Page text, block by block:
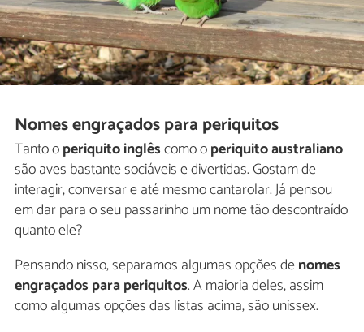
Nomes engraçados para periquitos
Tanto operiquito inglêscomo operiquito australiano
são aves bastante sociáveis e divertidas. Gostam de
interagir, conversar e até mesmo cantarolar. Já pensou
em dar para o seu passarinho um nome tão descontraído
quanto ele?
Pensando nisso, separamos algumas opções denomes
engraçados para periquitos. A maioria deles, assim
como algumas opções das listas acima, são unissex.